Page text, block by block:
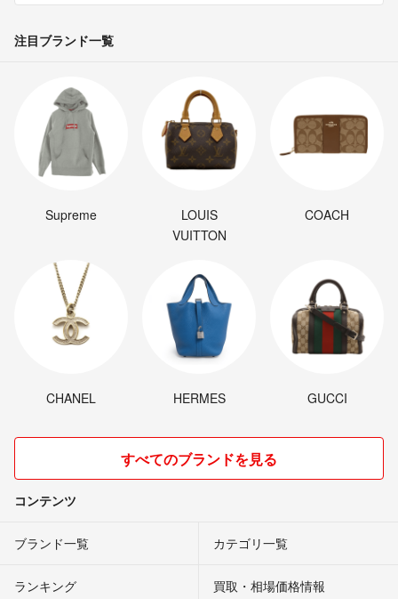
注目ブランド一覧
Supreme
LOUIS
VUITTON
COACH
CHANEL HERMES GUCCI
すべてのブランドを見る
コンテンツ
ブランド一覧 カテゴリ一覧
ランキング 買取・相場価格情報